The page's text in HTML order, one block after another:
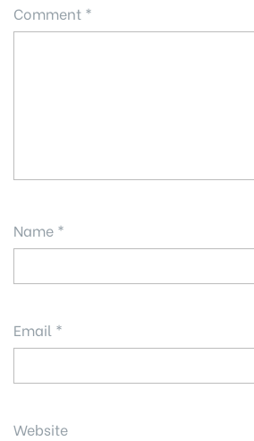
Comment *
Name *
Email *
Website